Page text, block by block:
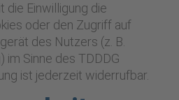
die Einwilligung die
oder den Zugriff auf
des Nutzers (z. B.
im Sinne des TDDDG
ist jederzeit widerrufbar.